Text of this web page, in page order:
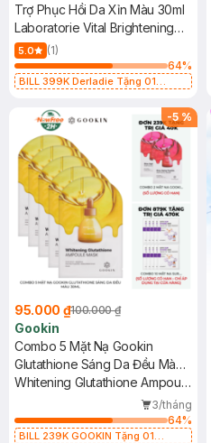
Trợ Phục Hồi Da Xỉn Màu 30ml
Laboratorie Vital Brightening
Solution Mask
5.0
(1)
64%
BILL 399K Derladie Tặng 01
Hồi Da Khô 30ml (SL có hạn)
-5 %
95.000 ₫100.000 ₫
Gookin
Combo 5 Mặt Nạ Gookin
Glutathione Sáng Da Đều Màu
30ml
Whitening Glutathione Ampoule
3/tháng
64%
BILL 239K GOOKIN Tặng 01